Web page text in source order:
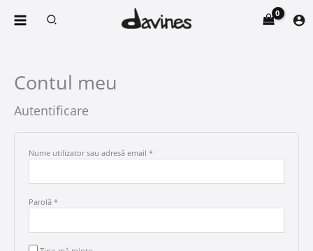
content
Search
Contul meu
Autentificare
Nume utilizator sau adresă email *
Parolă *